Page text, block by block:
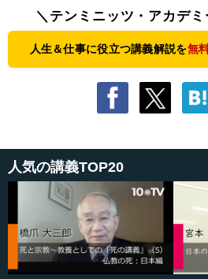
＼テンミニッツ・アカデ
人生＆仕事に役立つ講義解説を無
人気の講義TOP20